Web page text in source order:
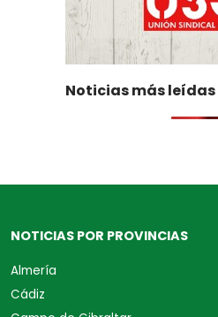
Noticias más leídas
NOTICIAS POR PROVINCIAS
Almería
Cádiz